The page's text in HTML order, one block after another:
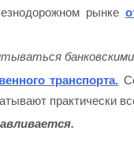
рынке
транспорта.
практически